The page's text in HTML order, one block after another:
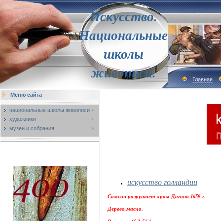
Искусство.
Национальные
школы
живописи.
Главная
Меню сайта
национальные школы живописи
художники
музеи и собрания
искусство голландии
Самсон разрушает храм Дагона.1659 г.
Дерево,масло.